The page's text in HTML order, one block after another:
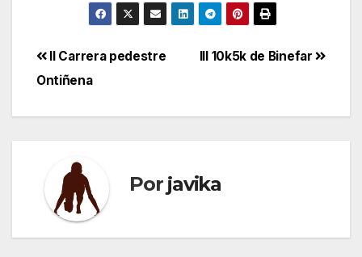
Navegación
de
entradas
III 10k5k de Binefar
II Carrera pedestre
Ontiñena
Por javika